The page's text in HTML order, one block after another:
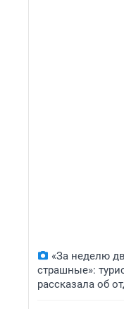
«За неделю
страшные»:
рассказала об